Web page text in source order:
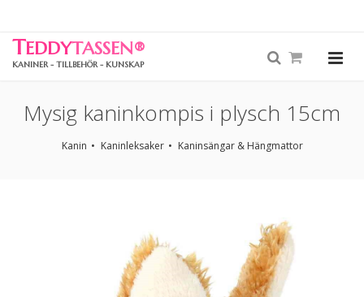
TEDDYTASSEN®
KANINER - TILLBEHÖR - KUNSKAP
Mysig kaninkompis i plysch 15cm
Kanin Kaninleksaker Kaninsängar & Hängmattor